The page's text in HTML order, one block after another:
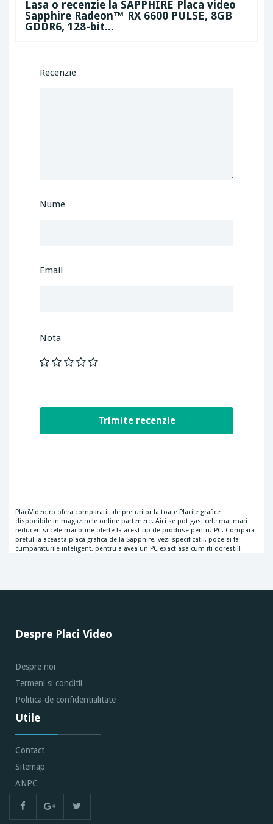
Lasa o recenzie la SAPPHIRE Placa video
Sapphire Radeon™ RX 6600 PULSE, 8GB
GDDR6, 128-bit...
Recenzie
Nume
Email
Nota
PlaciVideo.ro ofera comparatii ale preturilor la toate Placile grafice
disponibile in magazinele online partenere. Aici se pot gasi cele mai mari
reduceri si cele mai bune oferte la acest tip de produse pentru PC. Compara
pretul la aceasta placa grafica de la Sapphire, vezi specificatii, poze si fa
cumparaturile inteligent, pentru a avea un PC exact asa cum iti doresti!!
Despre Placi Video
Despre noi
Termeni si conditii
Politica de confidentialitate
Utile
Contact
Sitemap
ANPC